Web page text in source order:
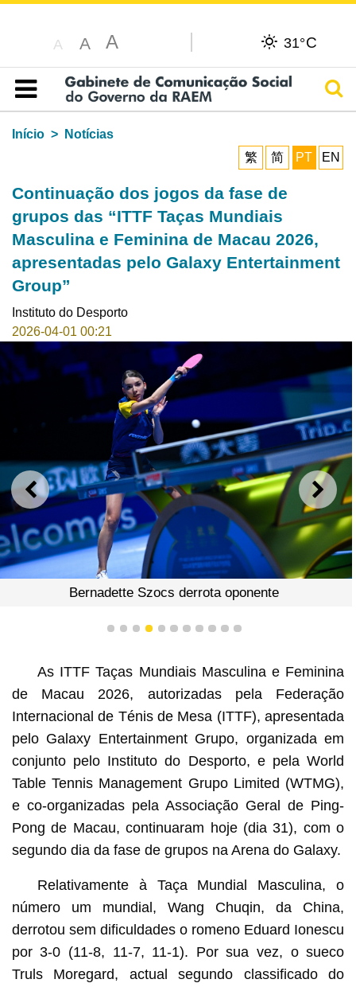
A A A 31°C
Índice
Início
Notícias
繁
简 PT EN
Continuação dos jogos da fase de
grupos das “ITTF Taças Mundiais
Masculina e Feminina de Macau 2026,
apresentadas pelo Galaxy Entertainment
Group”
Instituto do Desporto
2026-04-01 00:21
ANTERIOR
Bernadette Szocs derrota oponente
1 2 3 4 5 6 7 8 9 1011
As ITTF Taças Mundiais Masculina e Feminina
de Macau 2026, autorizadas pela Federação
Internacional de Ténis de Mesa (ITTF), apresentada
pelo Galaxy Entertainment Grupo, organizada em
conjunto pelo Instituto do Desporto, e pela World
Table Tennis Management Grupo Limited (WTMG),
e co-organizadas pela Associação Geral de Ping-
Pong de Macau, continuaram hoje (dia 31), com o
segundo dia da fase de grupos na Arena do Galaxy.
Relativamente à Taça Mundial Masculina, o
número um mundial, Wang Chuqin, da China,
derrotou sem dificuldades o romeno Eduard Ionescu
por 3-0 (11-8, 11-7, 11-1). Por sua vez, o sueco
Truls Moregard, actual segundo classificado do